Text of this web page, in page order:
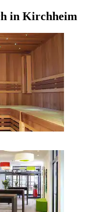
in Kirchheim